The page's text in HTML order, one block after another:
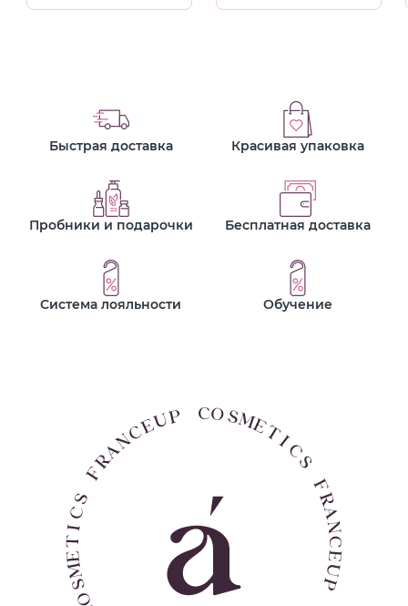
Быстрая доставка Красивая упаковка
Пробники и подарочки Бесплатная доставка
Система лояльности Обучение